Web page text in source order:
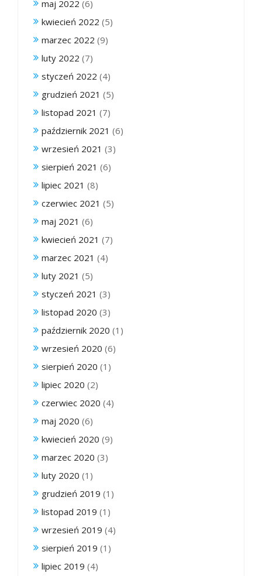
maj 2022 (6)
kwiecień 2022 (5)
marzec 2022 (9)
luty 2022 (7)
styczeń 2022 (4)
grudzień 2021 (5)
listopad 2021 (7)
październik 2021 (6)
wrzesień 2021 (3)
sierpień 2021 (6)
lipiec 2021 (8)
czerwiec 2021 (5)
maj 2021 (6)
kwiecień 2021 (7)
marzec 2021 (4)
luty 2021 (5)
styczeń 2021 (3)
listopad 2020 (3)
październik 2020 (1)
wrzesień 2020 (6)
sierpień 2020 (1)
lipiec 2020 (2)
czerwiec 2020 (4)
maj 2020 (6)
kwiecień 2020 (9)
marzec 2020 (3)
luty 2020 (1)
grudzień 2019 (1)
listopad 2019 (1)
wrzesień 2019 (4)
sierpień 2019 (1)
lipiec 2019 (4)